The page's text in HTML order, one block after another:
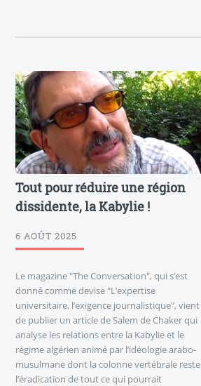
Tout pour réduire une région
dissidente, la Kabylie !
6 AOÛT 2025
Le magazine "The Conversation", qui s’est
donné comme devise "L’expertise
universitaire, l’exigence journalistique", vient
de publier un article de Salem de Chaker qui
analyse les relations entre la Kabylie et le
régime algérien animé par l’idéologie arabo-
musulmane dont la colonne vertébrale reste
l’éradication de tout ce qui pourrait